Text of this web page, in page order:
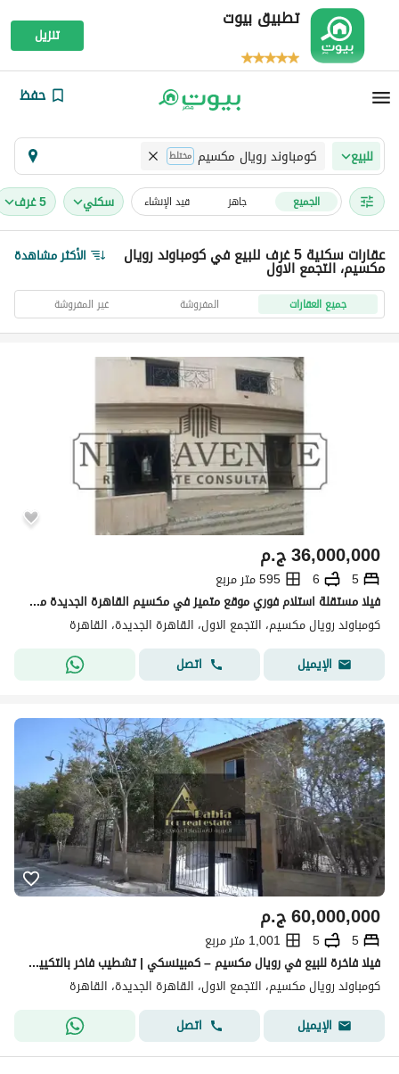
تطبيق بيوت
تنزيل
حفظ
للبيع كومباوند رويال مكسيم مختلط
الجميع جاهز قيد الإنشاء سكني 5 غرف
عقارات سكنية 5 غرف للبيع في كومباوند رويالمكسيم، التجمع الاول الأكثر مشاهدة
جميع العقارات المفروشة غير المفروشة
ج.م36,000,000
5
6
595 متر مربع
فيلا مستقلة استلام فوري موقع متميز في مكسيم القاهرة الجديدة مساحة المباني : 595 مساحة الارض : 617 5 غرف نوم 6 حمامات موقع متميز
كومباوند رويال مكسيم، التجمع الاول، القاهرة الجديدة، القاهرة
الإيميل
اتصل
ج.م60,000,000
5
5
1,001 متر مربع
فيلا فاخرة للبيع في رويال مكسيم – كمبينسكي | تشطيب فاخر بالتكييفات
كومباوند رويال مكسيم، التجمع الاول، القاهرة الجديدة، القاهرة
الإيميل
اتصل